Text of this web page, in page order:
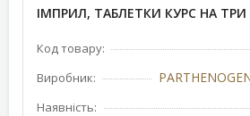
ІМПРИЛ, ТАБЛЕТКИ КУРС НА ТРИ
Код товару:
Виробник:
Наявність: